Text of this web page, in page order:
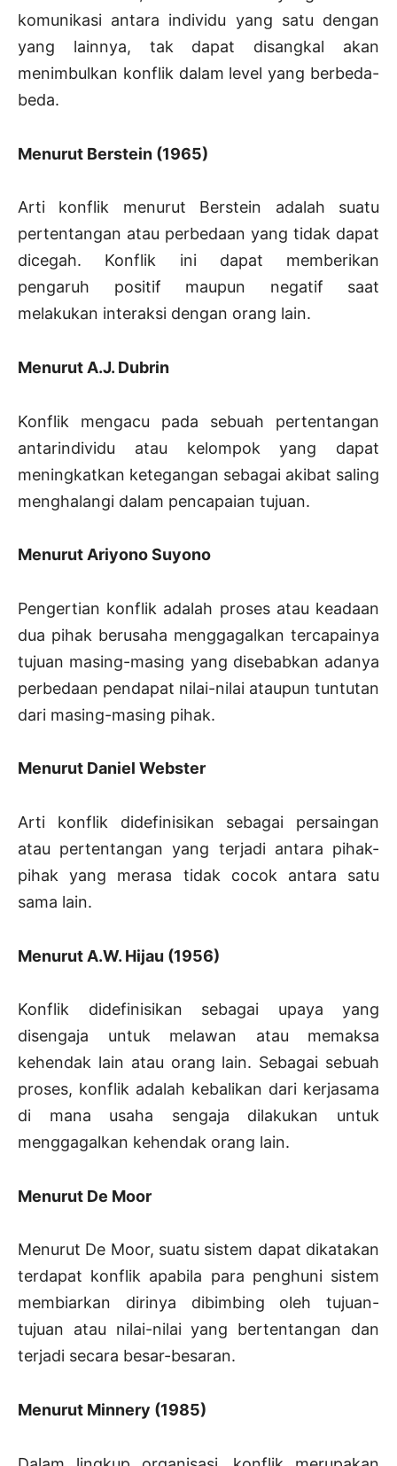
komunikasi antara individu yang satu dengan
yang lainnya, tak dapat disangkal akan
menimbulkan konflik dalam level yang berbeda-
beda.
Menurut Berstein (1965)
Arti konflik menurut Berstein adalah suatu
pertentangan atau perbedaan yang tidak dapat
dicegah. Konflik ini dapat memberikan
pengaruh positif maupun negatif saat
melakukan interaksi dengan orang lain.
Menurut A.J. Dubrin
Konflik mengacu pada sebuah pertentangan
antarindividu atau kelompok yang dapat
meningkatkan ketegangan sebagai akibat saling
menghalangi dalam pencapaian tujuan.
Menurut Ariyono Suyono
Pengertian konflik adalah proses atau keadaan
dua pihak berusaha menggagalkan tercapainya
tujuan masing-masing yang disebabkan adanya
perbedaan pendapat nilai-nilai ataupun tuntutan
dari masing-masing pihak.
Menurut Daniel Webster
Arti konflik didefinisikan sebagai persaingan
atau pertentangan yang terjadi antara pihak-
pihak yang merasa tidak cocok antara satu
sama lain.
Menurut A.W. Hijau (1956)
Konflik didefinisikan sebagai upaya yang
disengaja untuk melawan atau memaksa
kehendak lain atau orang lain. Sebagai sebuah
proses, konflik adalah kebalikan dari kerjasama
di mana usaha sengaja dilakukan untuk
menggagalkan kehendak orang lain.
Menurut De Moor
Menurut De Moor, suatu sistem dapat dikatakan
terdapat konflik apabila para penghuni sistem
membiarkan dirinya dibimbing oleh tujuan-
tujuan atau nilai-nilai yang bertentangan dan
terjadi secara besar-besaran.
Menurut Minnery (1985)